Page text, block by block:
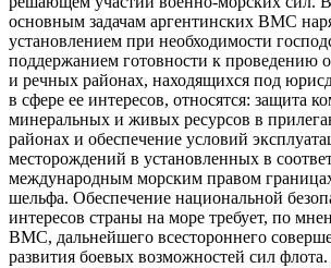
основным задачам аргентинских ВМС
установлением при необходимости
поддержанием готовности к проведению
и речных районах, находящихся под
в сфере ее интересов, относятся: защита
минеральных и живых ресурсов в
районах и обеспечение условий
месторождений в установленных в
международным морским правом
шельфа. Обеспечение национальной
интересов страны на море требует, по
ВМС, дальнейшего всестороннего
развития боевых возможностей сил флота.